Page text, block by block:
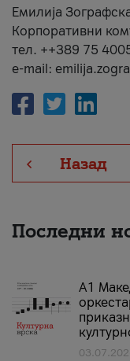
Емилија
Корпоративни
тел. ++389 75
e-mail:
Назад
Последни
А1